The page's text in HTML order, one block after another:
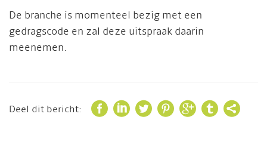
De branche is momenteel bezig met een
gedragscode en zal deze uitspraak daarin
meenemen.
Deel dit bericht:       